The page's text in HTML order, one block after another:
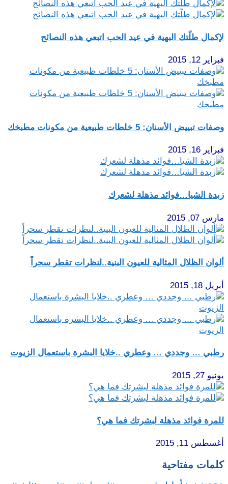
لإكمال طلّتك البهية في عيد الحب اتبعي هذه النصائح
فبراير 12, 2015
وصفات تبييض الأسنان: 5 خلطات طبيعية من مكونات مطبخك
فبراير 16, 2015
زبدة الشيا…فوائد مذهلة لشعرك
مارس 07, 2015
ألوان الظلال المثالية للعيون البنية..لنظرات تقطر سحراً
أبريل 18, 2015
رطبي … وجددي … وعطري ..خلايا البشرة باستعمال الزيوت
يونيو 27, 2015
للمرة فوائد مذهلة لبشرتك فما هي؟
أغسطس 11, 2015
كلمات مفتاحية